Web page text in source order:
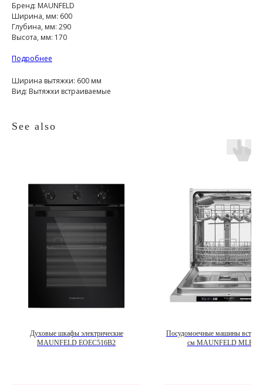
Бренд: MAUNFELD
Ширина, мм: 600
Глубина, мм: 290
Высота, мм: 170
Подробнее
Ширина вытяжки: 600 мм
Вид: Вытяжки встраиваемые
See also
Духовые шкафы электрические
MAUNFELD EOEC516B2
Посудомоечные машины
см MAUNFELD MLP-